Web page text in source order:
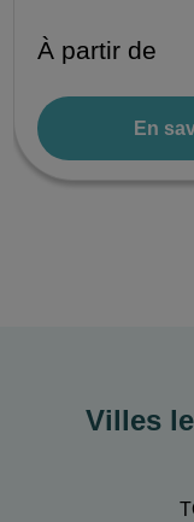
À partir de
En
Villes